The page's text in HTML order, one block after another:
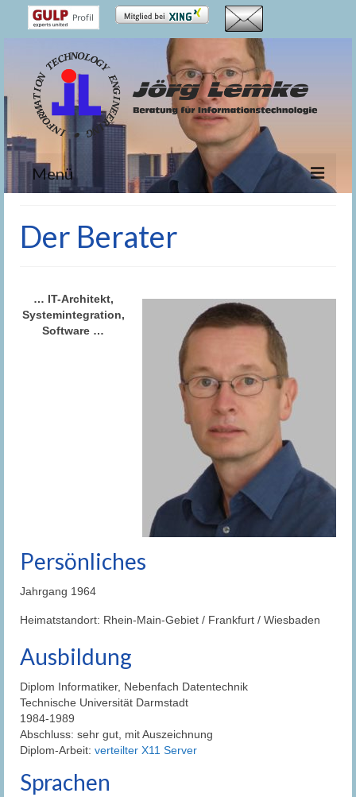
Menü
IT-Erfahrung
Der Berater
Der Berater
… IT-Architekt,
Systemintegration,
Software …
Persönliches
Jahrgang 1964
Heimatstandort: Rhein-Main-Gebiet / Frankfurt / Wiesbaden
Ausbildung
Diplom Informatiker, Nebenfach Datentechnik
Technische Universität Darmstadt
1984-1989
Abschluss: sehr gut, mit Auszeichnung
Diplom-Arbeit: verteilter X11 Server
Sprachen